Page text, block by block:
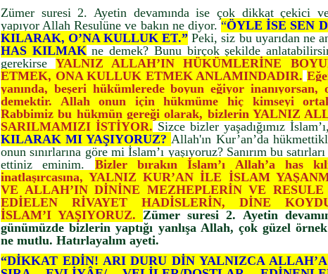
Zümer suresi 2. Ayetin devamında ise çok dikkat çekici
yapıyor Allah Resulüne ve bakın ne diyor.“ÖYLE İSE SEN
KILARAK, O’NA KULLUK ET.” Peki, siz bu uyarıdan ne
HAS KILMAK ne demek? Bunu birçok şekilde
gerekirseYALNIZ ALLAH’IN HÜKÜMLERİNE
ETMEK, ONA KULLUK ETMEK ANLAMINDADIR.
yanında, beşeri hükümlerede boyun eğiyor
demektir. Allah onun için hükmüme hiç kimseyi
Rabbimiz bu hükmün gereği olarak, bizlerin YALNIZ
SARILMAMIZI İSTİYOR. Sizce bizler yaşadığımız
KILARAK MI YAŞIYORUZ?Allah'ın Kur’an’da
onun sınırlarına göre mi İslam’ı yaşıyoruz? Sanırım bu
ettiniz eminim.
Bizler bırakın İslam’ı Allah’a has
inatlaşırcasına, YALNIZ KUR’AN İLE İSLAM
VE ALLAH’IN DİNİNE MEZHEPLERİN VE
EDİELEN RİVAYET HADİSLERİN, DİNE
İSLAM’I YAŞIYORUZ.Zümer suresi 2. Ayetin
günümüzde bizlerin yaptığı yanlışa Allah, çok güzel
ne mutlu. Hatırlayalım ayeti.
“DİKKAT EDİN! ARI DURU DİN YALNIZCA